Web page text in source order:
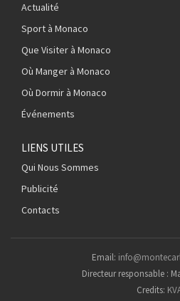
Actualité
Sport à Monaco
Que Visiter à Monaco
Où Manger à Monaco
Où Dormir à Monaco
Événements
LIENS UTILES
Qui Nous Sommes
Publicité
Contacts
Email:
Directeur responsable :
Credits: